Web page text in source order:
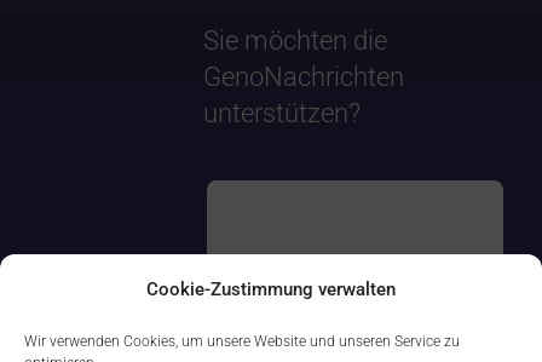
Cookie-Zustimmung verwalten
Wir verwenden Cookies, um unsere Website und unseren Service zu
Sie möchten die
GenoNachrichten
unterstützen?